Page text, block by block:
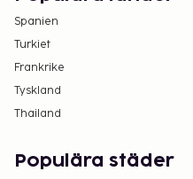
Spanien
Turkiet
Frankrike
Tyskland
Thailand
Populära städer